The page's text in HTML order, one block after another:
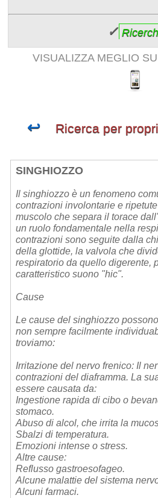
✓
VISUALIZZA MEGLIO
↩ Ricerca per
SINGHIOZZO
Il singhiozzo è un fenomeno
contrazioni involontarie e
muscolo che separa il torace
un ruolo fondamentale nella
contrazioni sono seguite dalla
della glottide, la valvola che
respiratorio da quello digerente,
caratteristico suono "hic".
Cause
Le cause del singhiozzo
non sempre facilmente
troviamo:
Irritazione del nervo frenico: Il
contrazioni del diaframma. La
essere causata da:
Ingestione rapida di cibo o
stomaco.
Abuso di alcol, che irrita la
Sbalzi di temperatura.
Emozioni intense o stress.
Altre cause:
Reflusso gastroesofageo.
Alcune malattie del sistema
Alcuni farmaci.